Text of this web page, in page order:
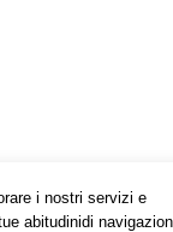
i nostri servizi e
abitudinidi